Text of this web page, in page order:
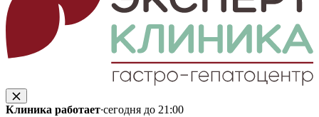
Клиника работает·сегодня до 21:00